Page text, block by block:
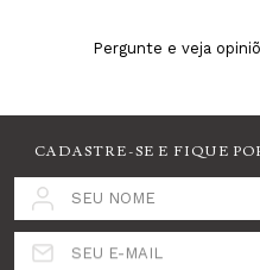
Pergunte e veja
CADASTRE-SE E FIQUE
SEU NOME
SEU E-MAIL